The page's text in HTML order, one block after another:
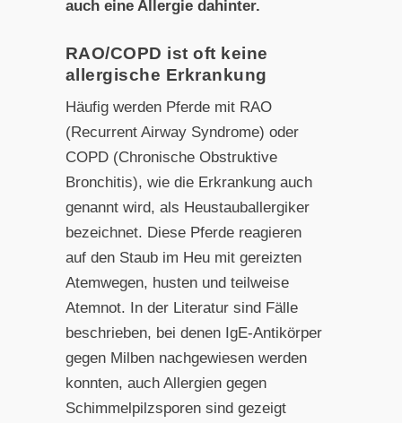
auch eine Allergie dahinter.
RAO/COPD ist oft keine
allergische Erkrankung
Häufig werden Pferde mit RAO
(Recurrent Airway Syndrome) oder
COPD (Chronische Obstruktive
Bronchitis), wie die Erkrankung auch
genannt wird, als Heustauballergiker
bezeichnet. Diese Pferde reagieren
auf den Staub im Heu mit gereizten
Atemwegen, husten und teilweise
Atemnot. In der Literatur sind Fälle
beschrieben, bei denen IgE-Antikörper
gegen Milben nachgewiesen werden
konnten, auch Allergien gegen
Schimmelpilzsporen sind gezeigt